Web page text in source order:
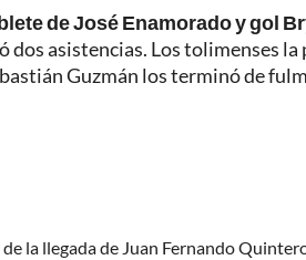
de José Enamorado y gol
asistencias. Los tolimenses la
Guzmán los terminó de
la llegada de Juan Fernando